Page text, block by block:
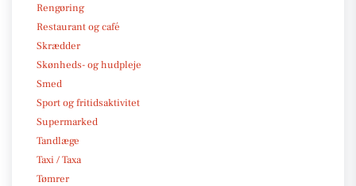
Rengøring
Restaurant og café
Skrædder
Skønheds- og hudpleje
Smed
Sport og fritidsaktivitet
Supermarked
Tandlæge
Taxi / Taxa
Tømrer